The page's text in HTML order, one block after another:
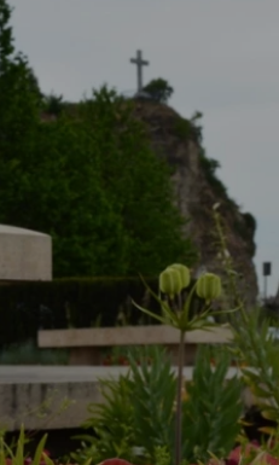
Jelenítsd meg eseményeidet
bkik.hu